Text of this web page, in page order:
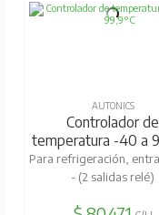
AUTONICS
Controlador de
temperatura -40 a
Para refrigeración,
- (2 salidas relé)